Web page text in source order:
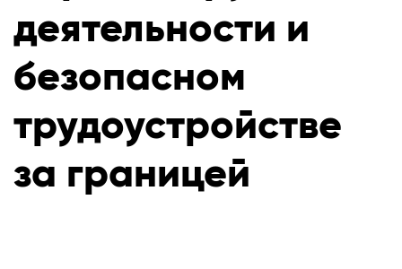
деятельности и
безопасном
трудоустройстве
за границей